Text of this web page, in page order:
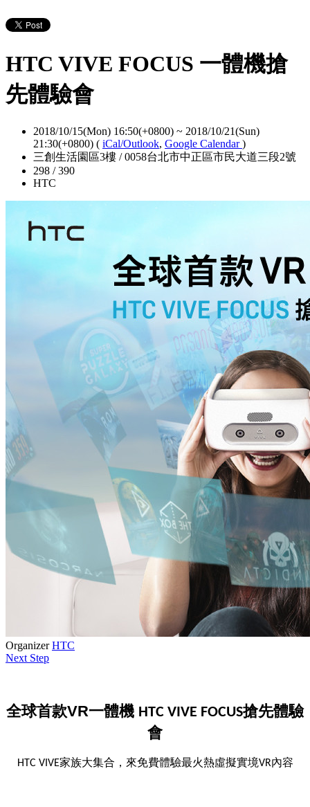
HTC VIVE FOCUS 一體機搶
先體驗會
2018/10/15(Mon) 16:50(+0800) ~ 2018/10/21(Sun)
21:30(+0800) ( iCal/Outlook, Google Calendar)
三創生活園區3樓 / 0058台北市中正區市民大道三段2號
298 / 390
HTC
OrganizerHTC
Next Step
全球首款VR一體機 HTC VIVE FOCUS搶先體驗
會
HTC VIVE家族大集合，來免費體驗最火熱虛擬實境VR內容